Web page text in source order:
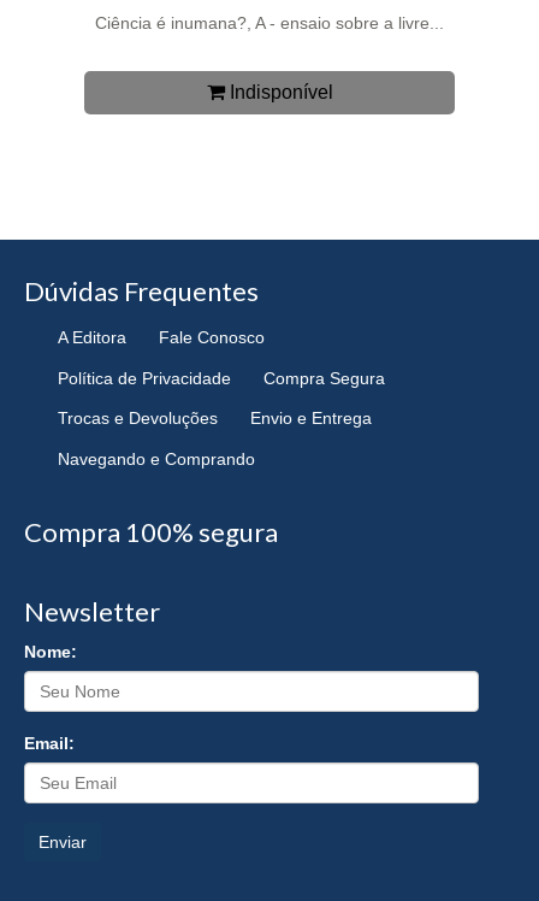
Ciência é inumana?, A - ensaio sobre a livre...
Indisponível
Dúvidas Frequentes
A Editora Fale Conosco
Política de Privacidade Compra Segura
Trocas e Devoluções Envio e Entrega
Navegando e Comprando
Compra 100% segura
Newsletter
Nome:
Email:
Enviar